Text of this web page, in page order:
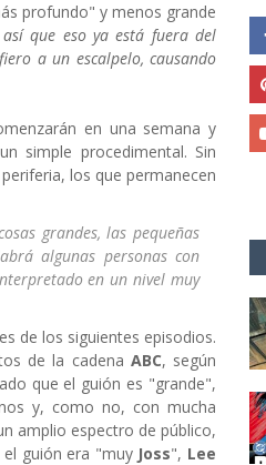
profundo" y menos grande
que eso ya está fuera del
a un escalpelo, causando
en una semana y
simple procedimental. Sin
los que permanecen
grandes, las pequeñas
algunas personas con
en un nivel muy
de los siguientes episodios.
de la cadena ABC, según
que el guión es "grande",
y, como no, con mucha
amplio espectro de público,
guión era "muy Joss", Lee